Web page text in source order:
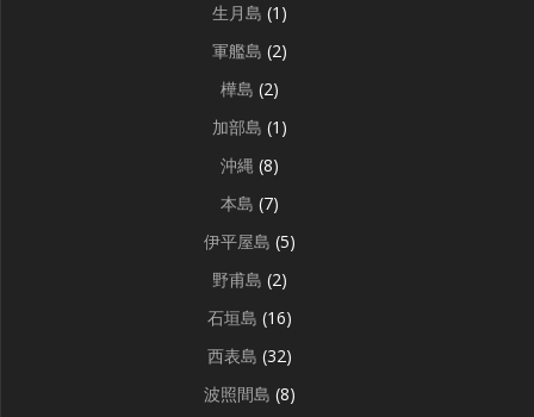
生月島 (1)
軍艦島 (2)
樺島 (2)
加部島 (1)
沖縄 (8)
本島 (7)
伊平屋島 (5)
野甫島 (2)
石垣島 (16)
西表島 (32)
波照間島 (8)